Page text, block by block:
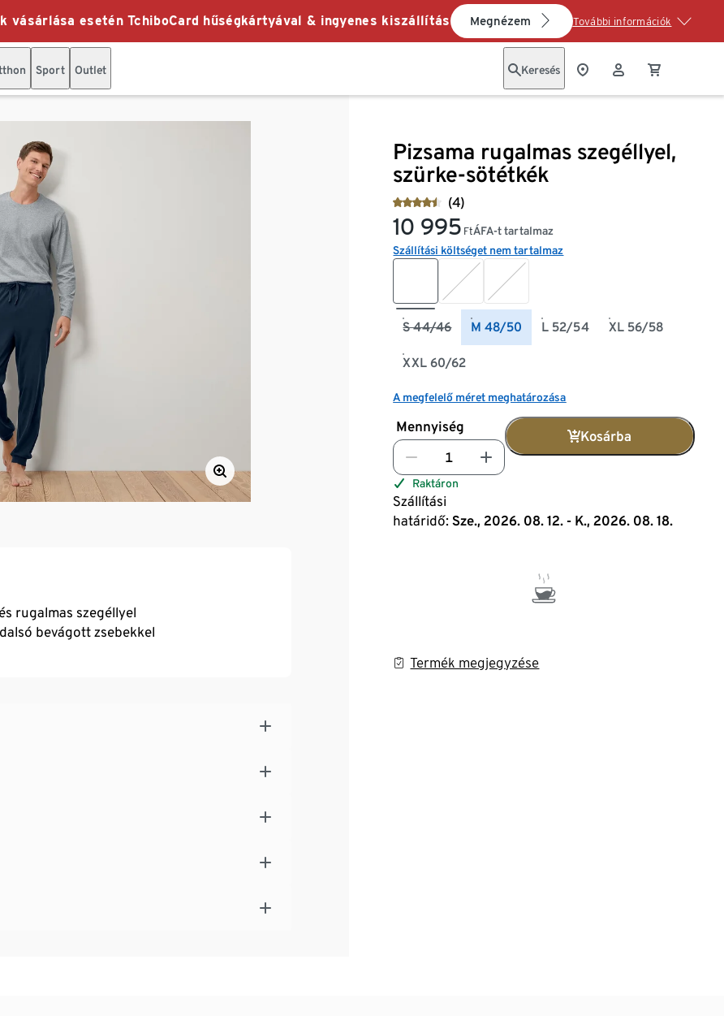
vásárlása esetén TchiboCard hűségkártyával & ingyenes kiszállítás Megnézem További információk
Sport Outlet Keresés
Pizsama rugalmas szegéllyel,
szürke-sötétkék
(4)
10 995 FtÁFA-t tartalmaz
Szállítási költséget nem tartalmaz
S 44/46 M 48/50 L 52/54 XL 56/58
XXL 60/62
A megfelelő méret meghatározása
Mennyiség
Kosárba
Raktáron
Szállítási
határidő: Sze., 2026. 08. 12. - K., 2026. 08. 18.
Termék megjegyzése
rugalmas szegéllyel
bevágott zsebekkel